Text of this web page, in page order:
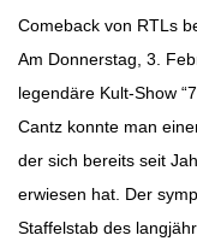
Comeback von RTLs
Am Donnerstag, 3.
legendäre Kult-Show
Cantz konnte man
der sich bereits seit
erwiesen hat. Der
Staffelstab des